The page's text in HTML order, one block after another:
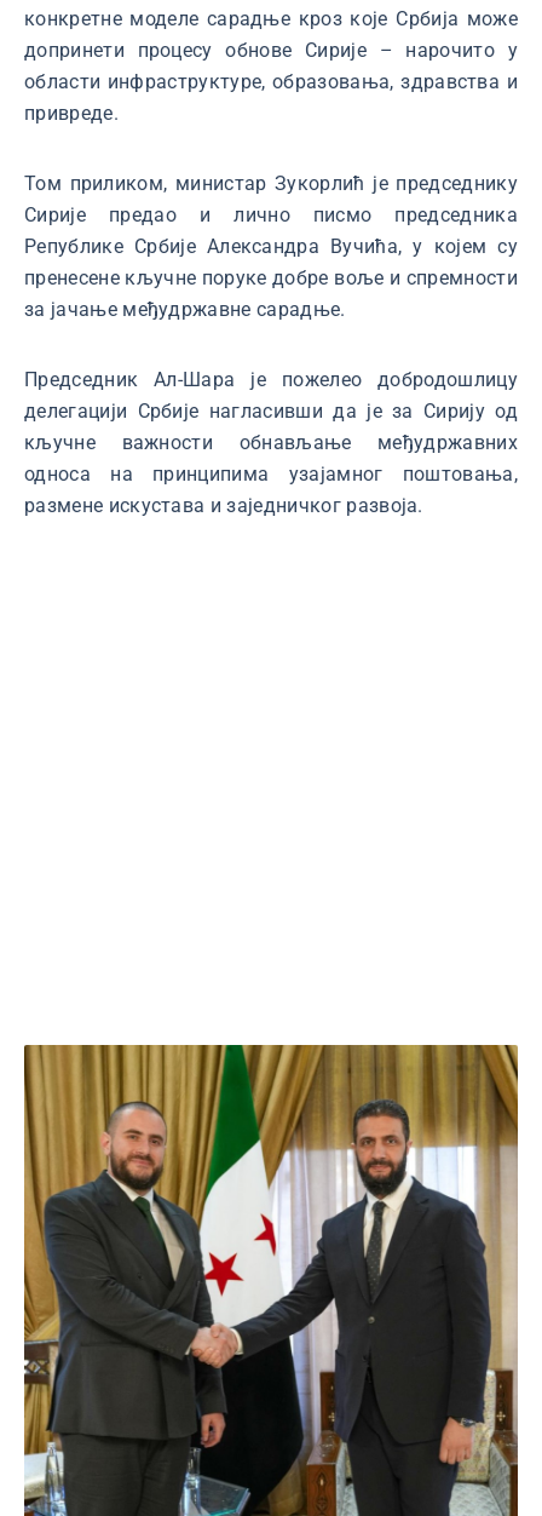
конкретне моделе сарадње кроз које Србија може
допринети процесу обнове Сирије – нарочито у
области инфраструктуре, образовања, здравства и
привреде.
Том приликом, министар Зукорлић је председнику
Сирије предао и лично писмо председника
Републике Србије Александра Вучића, у којем су
пренесене кључне поруке добре воље и спремности
за јачање међудржавне сарадње.
Председник Ал-Шара је пожелео добродошлицу
делегацији Србије нагласивши да је за Сирију од
кључне важности обнављање међудржавних
односа на принципима узајамног поштовања,
размене искустава и заједничког развоја.